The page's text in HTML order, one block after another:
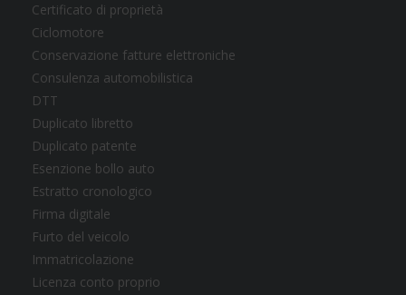
Certificato di proprietà
Ciclomotore
Conservazione fatture elettroniche
Consulenza automobilistica
DTT
Duplicato libretto
Duplicato patente
Esenzione bollo auto
Estratto cronologico
Firma digitale
Furto del veicolo
Immatricolazione
Licenza conto proprio